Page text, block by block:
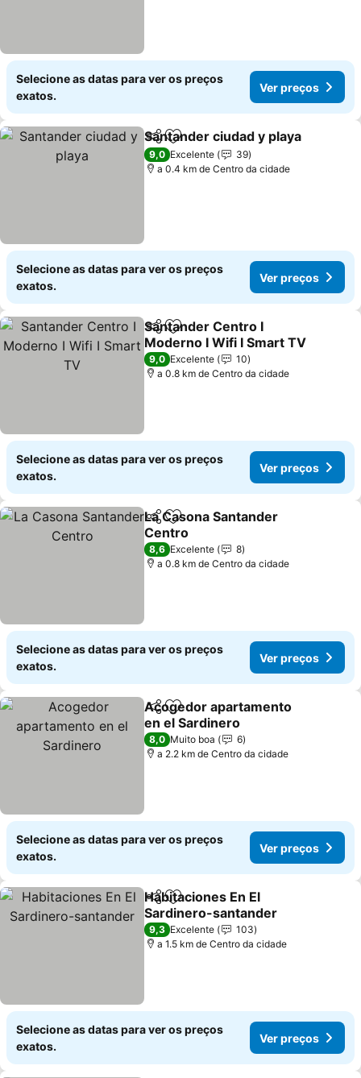
Selecione as datas para ver os preços
exatos.
Ver preços
PartilharAdicionar aos favoritos
Santander ciudad y playa
9,0 Excelente
39
a 0.4 km de Centro da cidade
Selecione as datas para ver os preços
exatos.
Ver preços
PartilharAdicionar aos favoritos
Santander Centro I
Moderno I Wifi I Smart TV
Ver preços
9,0 Excelente
10
a 0.8 km de Centro da cidade
Selecione as datas para ver os preços
exatos.
Ver preços
PartilharAdicionar aos favoritos
La Casona Santander
Centro
Ver preços
8,6 Excelente
8
a 0.8 km de Centro da cidade
Selecione as datas para ver os preços
exatos.
Ver preços
PartilharAdicionar aos favoritos
Acogedor apartamento
en el Sardinero
Ver preços
8,0 Muito boa
6
a 2.2 km de Centro da cidade
Selecione as datas para ver os preços
exatos.
Ver preços
PartilharAdicionar aos favoritos
Habitaciones En El
Sardinero-santander
Ver preços
9,3 Excelente
103
a 1.5 km de Centro da cidade
Selecione as datas para ver os preços
exatos.
Ver preços